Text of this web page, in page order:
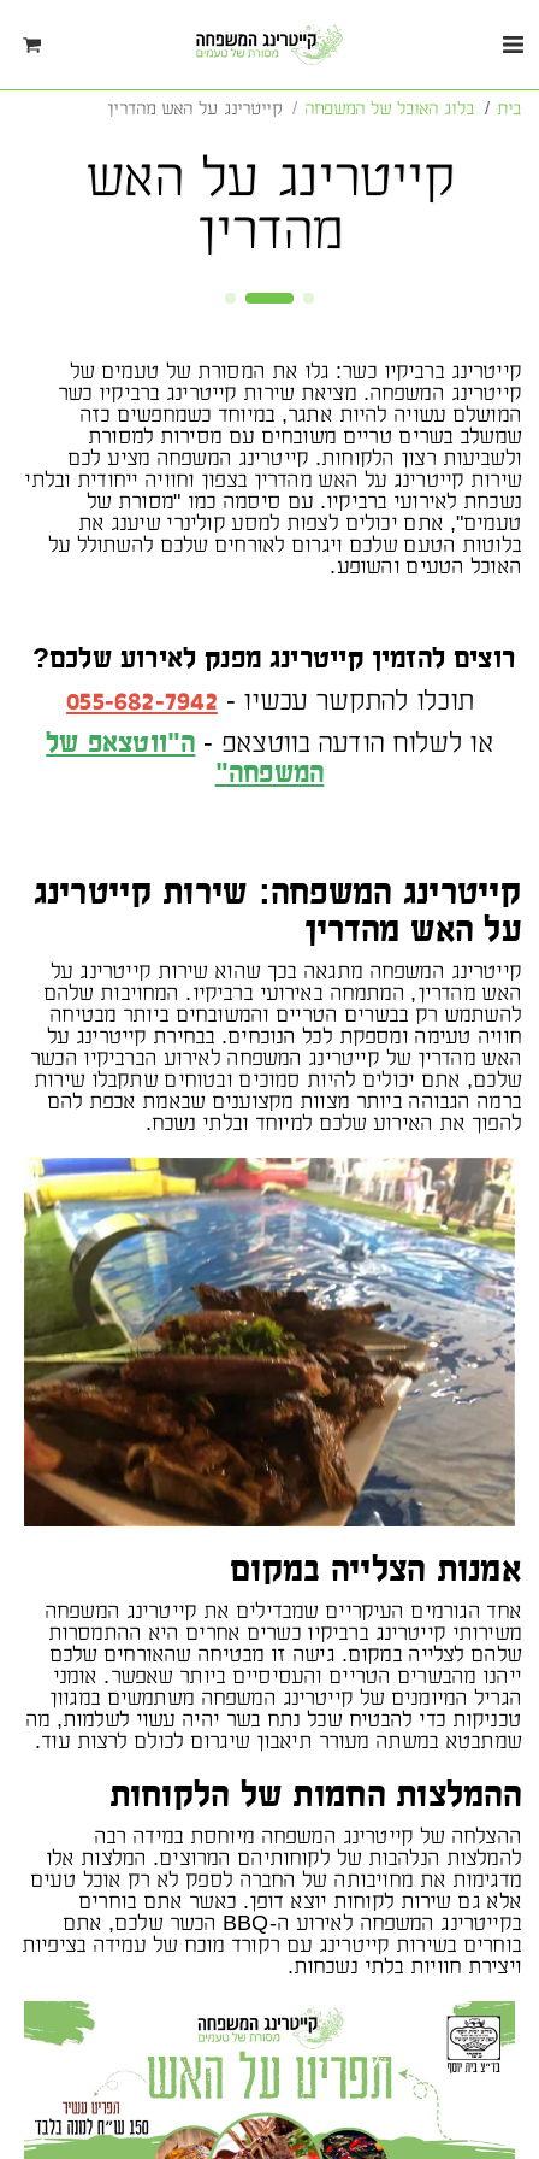
בית בלוג האוכל של המשפחה קייטרינג על האש מהדרין
קייטרינג על האש
מהדרין
קייטרינג ברביקיו כשר: גלו את המסורת של טעמים של
קייטרינג המשפחה. מציאת שירות קייטרינג ברביקיו כשר
המושלם עשויה להיות אתגר, במיוחד כשמחפשים כזה
שמשלב בשרים טריים משובחים עם מסירות למסורת
ולשביעות רצון הלקוחות. קייטרינג המשפחה מציע לכם
שירות קייטרינג על האש מהדרין בצפון וחוויה ייחודית ובלתי
נשכחת לאירועי ברביקיו. עם סיסמה כמו "מסורת של
טעמים", אתם יכולים לצפות למסע קולינרי שיענג את
בלוטות הטעם שלכם ויגרום לאורחים שלכם להשתולל על
האוכל הטעים והשופע.
רוצים להזמין קייטרינג מפנק לאירוע שלכם?
תוכלו להתקשר עכשיו - 055-682-7942
או לשלוח הודעה בווטצאפ - ה"ווטצאפ של
המשפחה"
קייטרינג המשפחה: שירות קייטרינג
על האש מהדרין
קייטרינג המשפחה מתגאה בכך שהוא שירות קייטרינג על
האש מהדרין, המתמחה באירועי ברביקיו. המחויבות שלהם
להשתמש רק בבשרים הטריים והמשובחים ביותר מבטיחה
חוויה טעימה ומספקת לכל הנוכחים. בבחירת קייטרינג על
האש מהדרין של קייטרינג המשפחה לאירוע הברביקיו הכשר
שלכם, אתם יכולים להיות סמוכים ובטוחים שתקבלו שירות
ברמה הגבוהה ביותר מצוות מקצוענים שבאמת אכפת להם
להפוך את האירוע שלכם למיוחד ובלתי נשכח.
אמנות הצלייה במקום
אחד הגורמים העיקריים שמבדילים את קייטרינג המשפחה
משירותי קייטרינג ברביקיו כשרים אחרים היא ההתמסרות
שלהם לצלייה במקום. גישה זו מבטיחה שהאורחים שלכם
ייהנו מהבשרים הטריים והעסיסיים ביותר שאפשר. אומני
הגריל המיומנים של קייטרינג המשפחה משתמשים במגוון
טכניקות כדי להבטיח שכל נתח בשר יהיה עשוי לשלמות, מה
שמתבטא במשתה מעורר תיאבון שיגרום לכולם לרצות עוד.
ההמלצות החמות של הלקוחות
ההצלחה של קייטרינג המשפחה מיוחסת במידה רבה
להמלצות הנלהבות של לקוחותיהם המרוצים. המלצות אלו
מדגימות את מחויבותה של החברה לספק לא רק אוכל טעים
אלא גם שירות לקוחות יוצא דופן. כאשר אתם בוחרים
בקייטרינג המשפחה לאירוע ה-BBQ הכשר שלכם, אתם
בוחרים בשירות קייטרינג עם רקורד מוכח של עמידה בציפיות
ויצירת חוויות בלתי נשכחות.